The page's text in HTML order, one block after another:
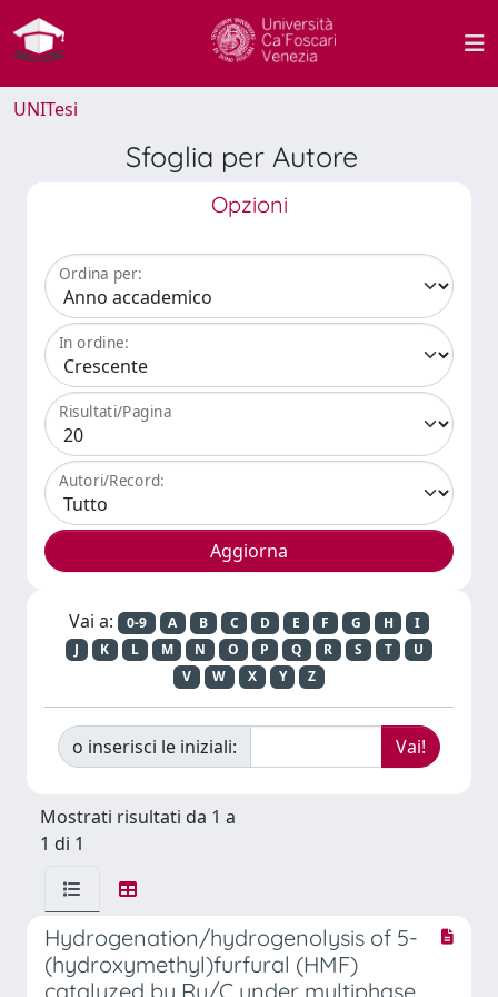
UNITesi
Sfoglia per Autore
Opzioni
Ordina per:
In ordine:
Risultati/Pagina
Autori/Record:
Vai a: 0-9 A B C D E F G H
I
J
K L M N O P Q R S T
U
V
W X Y Z
o inserisci le iniziali:
Mostrati risultati da 1 a
1 di 1
Hydrogenation/hydrogenolysis of 5-
(hydroxymethyl)furfural (HMF)
catalyzed by Ru/C under multiphase